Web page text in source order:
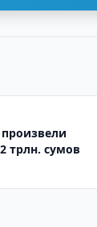
трлн. сумов